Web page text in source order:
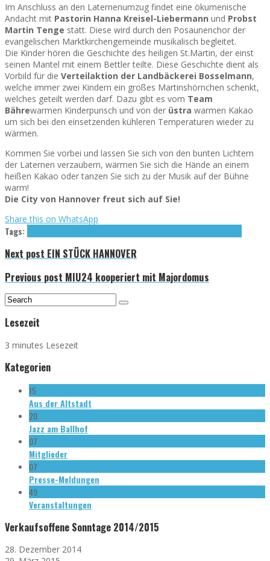
Im Anschluss an den Laternenumzug findet eine ökumenische
Andacht mit Pastorin Hanna Kreisel-Liebermann und Probst
Martin Tenge statt. Diese wird durch den Posaunenchor der
evangelischen Marktkirchengemeinde musikalisch begleitet.
Die Kinder hören die Geschichte des heiligen St.Martin, der einst
seinen Mantel mit einem Bettler teilte. Diese Geschichte dient als
Vorbild für die Verteilaktion der Landbäckerei Bosselmann,
welche immer zwei Kindern ein großes Martinshörnchen schenkt,
welches geteilt werden darf. Dazu gibt es vom Team
Bährewarmen Kinderpunsch und von der üstra warmen Kakao
um sich bei den einsetzenden kühleren Temperaturen wieder zu
wärmen.
Kommen Sie vorbei und lassen Sie sich von den bunten Lichtern
der Laternen verzaubern, wärmen Sie sich die Hände an einem
heißen Kakao oder tanzen Sie sich zu der Musik auf der Bühne
warm!
Die City von Hannover freut sich auf Sie!
Share this on WhatsApp
Tags:
Next post EIN STÜCK HANNOVER
Previous post MIU24 kooperiert mit Majordomus
Lesezeit
3 minutes Lesezeit
Kategorien
15
Aus der Altstadt
20
Jazz am Ballhof
07
Mitglieder
07
Presse-Meldungen
49
Veranstaltungen
Verkaufsoffene Sonntage 2014/2015
28. Dezember 2014